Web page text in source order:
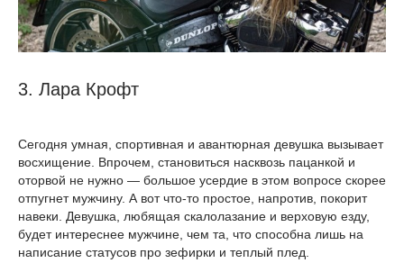
3. Лара Крофт
Сегодня умная, спортивная и авантюрная девушка вызывает
восхищение. Впрочем, становиться насквозь пацанкой и
оторвой не нужно — большое усердие в этом вопросе скорее
отпугнет мужчину. А вот что-то простое, напротив, покорит
навеки. Девушка, любящая скалолазание и верховую езду,
будет интереснее мужчине, чем та, что способна лишь на
написание статусов про зефирки и теплый плед.